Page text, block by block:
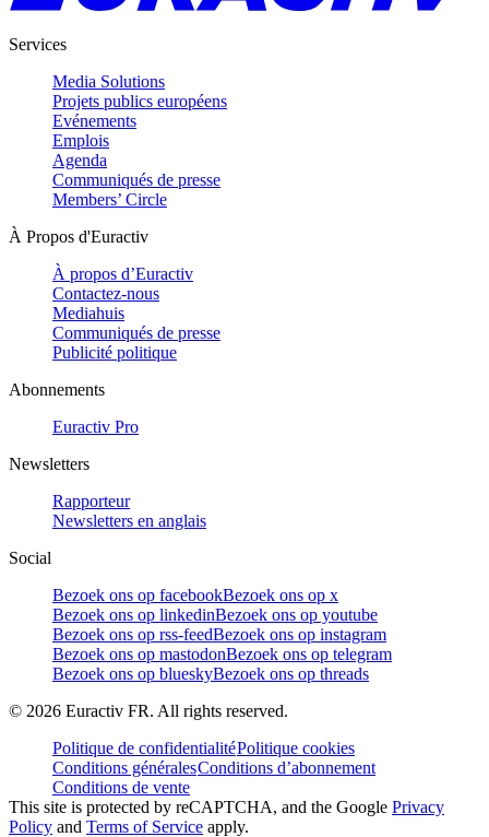
Services
Media Solutions
Projets publics européens
Evénements
Emplois
Agenda
Communiqués de presse
Members’ Circle
À Propos d'Euractiv
À propos d’Euractiv
Contactez-nous
Mediahuis
Communiqués de presse
Publicité politique
Abonnements
Euractiv Pro
Newsletters
Rapporteur
Newsletters en anglais
Social
Bezoek ons op facebookBezoek ons op x
Bezoek ons op linkedinBezoek ons op youtube
Bezoek ons op rss-feedBezoek ons op instagram
Bezoek ons op mastodonBezoek ons op telegram
Bezoek ons op blueskyBezoek ons op threads
© 2026 Euractiv FR. All rights reserved.
Politique de confidentialitéPolitique cookies
Conditions généralesConditions d’abonnement
Conditions de vente
This site is protected by reCAPTCHA, and the Google Privacy
Policy and Terms of Service apply.